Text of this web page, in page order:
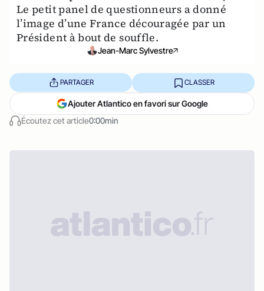
Le petit panel de questionneurs a donné
l’image d’une France découragée par un
Président à bout de souffle.
Jean-Marc Sylvestre
Écoutez cet article0:00min
PARTAGER CLASSER
Ajouter Atlantico en favori sur Google